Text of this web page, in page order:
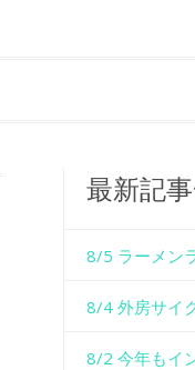
最新記
8/5 ラーメン
8/4 外房サイ
8/2 今年もイ